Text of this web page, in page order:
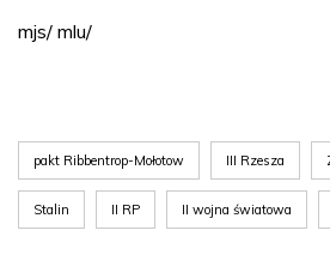
mjs/ mlu/
pakt Ribbentrop-Mołotow III Rzesza
Stalin II RP II wojna światowa